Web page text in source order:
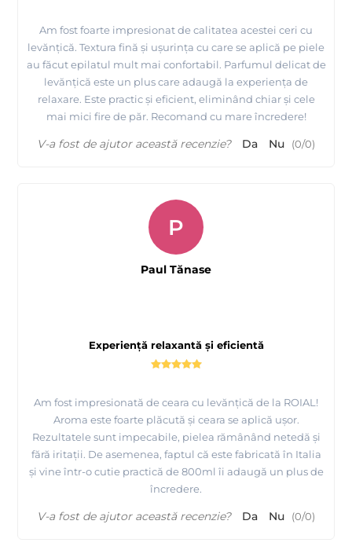
Am fost foarte impresionat de calitatea acestei ceri cu
levănțică. Textura fină și ușurința cu care se aplică pe piele
au făcut epilatul mult mai confortabil. Parfumul delicat de
levănțică este un plus care adaugă la experiența de
relaxare. Este practic și eficient, eliminând chiar și cele
mai mici fire de păr. Recomand cu mare încredere!
V-a fost de ajutor această recenzie? Da Nu (0/0)
Experiență relaxantă și eficientă
Am fost impresionată de ceara cu levănțică de la ROIAL!
Aroma este foarte plăcută și ceara se aplică ușor.
Rezultatele sunt impecabile, pielea rămânând netedă și
fără iritații. De asemenea, faptul că este fabricată în Italia
și vine într-o cutie practică de 800ml îi adaugă un plus de
încredere.
P
Paul Tănase
V-a fost de ajutor această recenzie? Da Nu (0/0)